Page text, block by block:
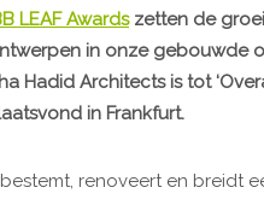
LEAF Awardszetten de
in onze gebouwde
Hadid Architects is tot
in Frankfurt.
renoveert en breidt